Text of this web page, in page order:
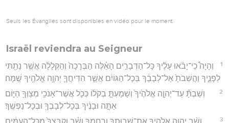
Seuls les Évangiles sont disponibles en vidéo pour le moment.
Israël reviendra au Seigneur
1
וְהָיָה֩ כִֽי־יָבֹ֨אוּ עָלֶ֜יךָ כָּל־הַדְּבָרִ֣ים הָאֵ֗לֶּה הַבְּרָכָה֙ וְהַקְּלָלָ֔ה אֲשֶׁ֥ר נָתַ֖תִּי
לְפָנֶ֑יךָ וַהֲשֵׁבֹתָ֙ אֶל־לְבָבֶ֔ךָ בְּכָל־הַגּוֹיִ֔ם אֲשֶׁ֧ר הִדִּיחֲךָ֛ יְהוָ֥ה אֱלֹהֶ֖יךָ שָֽׁמָּה׃
2
וְשַׁבְתָּ֞ עַד־יְהוָ֤ה אֱלֹהֶ֙יךָ֙ וְשָׁמַעְתָּ֣ בְקֹל֔וֹ כְּכֹ֛ל אֲשֶׁר־אָנֹכִ֥י מְצַוְּךָ֖ הַיּ֑וֹם
אַתָּ֣ה וּבָנֶ֔יךָ בְּכָל־לְבָבְךָ֖ וּבְכָל־נַפְשֶֽׁךָ׃
3
וְשָׁ֨ב יְהוָ֧ה אֱלֹהֶ֛יךָ אֶת־שְׁבוּתְךָ֖ וְרִחֲמֶ֑ךָ וְשָׁ֗ב וְקִבֶּצְךָ֙ מִכָּל־הָ֣עַמִּ֔ים